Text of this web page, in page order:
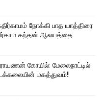
நோக்கி பாத யாத்திரை
கந்தன் ஆலயத்தை
கோயில்: மேலைநாட்டில்
மகத்துவம்!!